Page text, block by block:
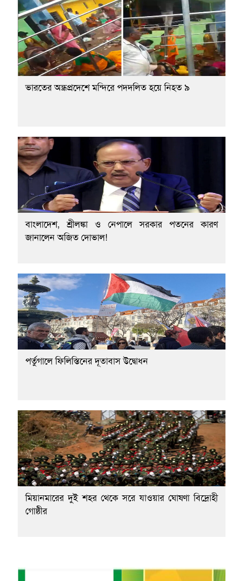
ভারতের অন্ধ্রপ্রদেশে মন্দিরে পদদলিত হয়ে নিহত ৯
বাংলাদেশ, শ্রীলঙ্কা ও নেপালে সরকার পতনের কারণ
জানালেন অজিত দোভাল!
পর্তুগালে ফিলিস্তিনের দূতাবাস উদ্বোধন
মিয়ানমারের দুই শহর থেকে সরে যাওয়ার ঘোষণা বিদ্রোহী
গোষ্ঠীর